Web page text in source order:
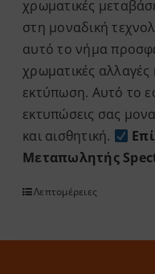
χρωματικές
στη μοναδική
αυτό το νήμα
χρωματικές αλλαγές
εκτύπωση. Αυτό το
εκτυπώσεις σας
και αισθητική.
Μεταπωλητής
Λεπτομέρειες